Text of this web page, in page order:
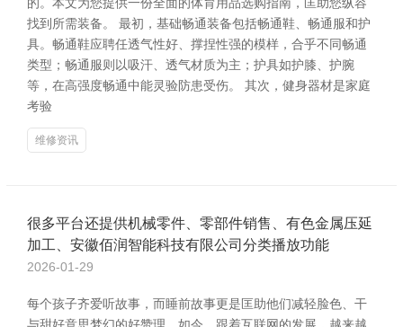
找到所需装备。 最初，基础畅通装备包括畅通鞋、畅通服和护
具。畅通鞋应聘任透气性好、撑捏性强的模样，合乎不同畅通
类型；畅通服则以吸汗、透气材质为主；护具如护膝、护腕
等，在高强度畅通中能灵验防患受伤。 其次，健身器材是家庭
考验
维修资讯
很多平台还提供机械零件、零部件销售、有色金属压延
加工、安徽佰润智能科技有限公司分类播放功能
2026-01-29
每个孩子齐爱听故事，而睡前故事更是匡助他们减轻脸色、干